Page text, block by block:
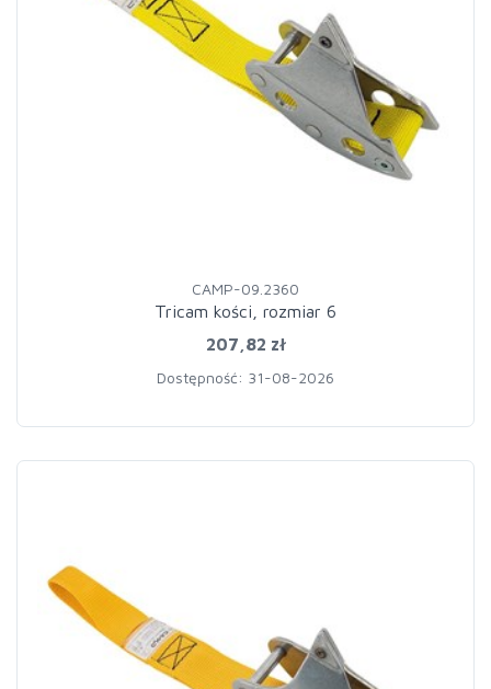
CAMP-09.2360
Tricam kości, rozmiar 6
207,82 zł
Dostępność: 31-08-2026